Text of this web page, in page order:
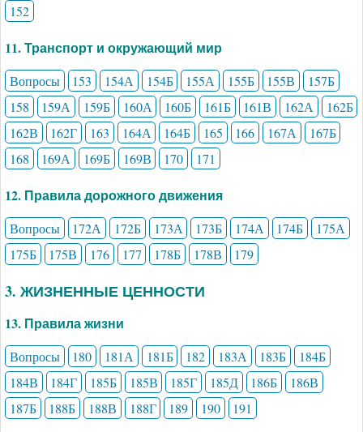
152
11. Транспорт и окружающий мир
Вопросы 153 154А 154Б 155А 155Б 155В
157Б
158
159А 159Б 160А 160Б 161Б 161В 162А
162Б
162В
162Г 163 164А 164Б 165 166 167А
167Б
168
169А 169Б 169В 170 171
12. Правила дорожного движения
Вопросы 172А 172Б 173А 173Б 174А 174Б
175А
175Б
175В 176 177 178Б 178В 179
3. ЖИЗНЕННЫЕ ЦЕННОСТИ
13. Правила жизни
Вопросы 180 181А 181Б 182 183А 183Б
184Б
184В
184Г 185Б 185В 185Г 185Д 186Б
186В
187Б
188Б 188В 188Г 189 190 191